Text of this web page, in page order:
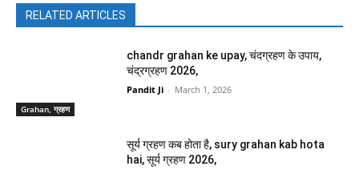
RELATED ARTICLES
Grahan, ग्रहण
chandr grahan ke upay, चंदग्रहण के उपाय,
चंद्रग्रहण 2026,
Pandit Ji - March 1, 2026
सूर्य ग्रहण कब होता है, sury grahan kab hota
hai, सूर्य ग्रहण 2026,